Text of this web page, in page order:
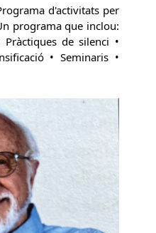
d'activitats per
programa que inclou:
Pràctiques de silenci •
• Seminaris •